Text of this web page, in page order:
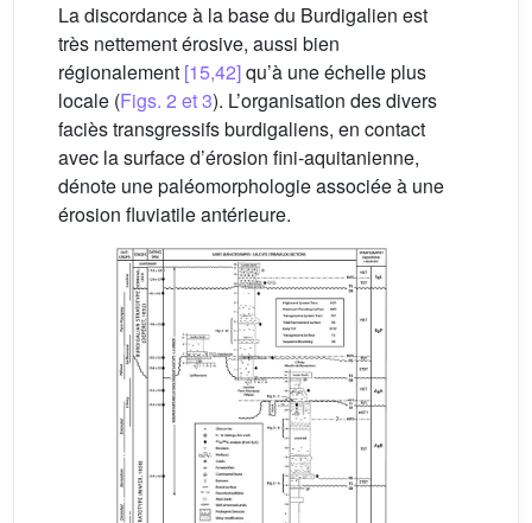
La discordance à la base du Burdigalien est
très nettement érosive, aussi bien
régionalement [15,42]qu’à une échelle plus
locale (Figs. 2 et 3). L’organisation des divers
faciès transgressifs burdigaliens, en contact
avec la surface d’érosion fini-aquitanienne,
dénote une paléomorphologie associée à une
érosion fluviatile antérieure.